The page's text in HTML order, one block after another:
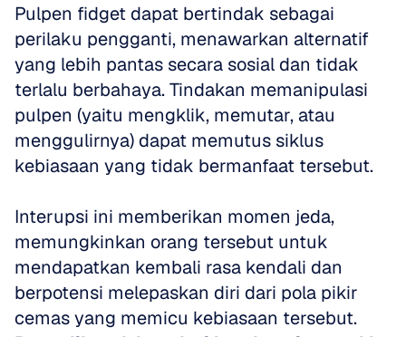
Pulpen fidget dapat bertindak sebagai
perilaku pengganti, menawarkan alternatif
yang lebih pantas secara sosial dan tidak
terlalu berbahaya. Tindakan memanipulasi
pulpen (yaitu mengklik, memutar, atau
menggulirnya) dapat memutus siklus
kebiasaan yang tidak bermanfaat tersebut.
Interupsi ini memberikan momen jeda,
memungkinkan orang tersebut untuk
mendapatkan kembali rasa kendali dan
berpotensi melepaskan diri dari pola pikir